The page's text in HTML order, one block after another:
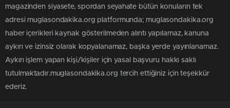
magazinden siyasete, spordan seyahate bütün konuların tek
adresi muglasondakika.org platformunda; muglasondakika.org
haber içerikleri kaynak gösterilmeden alıntı yapılamaz, kanuna
aykırı ve izinsiz olarak kopyalanamaz, başka yerde yayınlanamaz.
Aykırı işlem yapan kişi/kişiler için yasal başvuru hakkı saklı
tutulmaktadır.muglasondakika.org tercih ettiğiniz için teşekkür
ederiz.